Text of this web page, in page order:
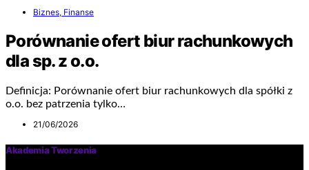
Biznes, Finanse
Porównanie ofert biur rachunkowych
dla sp. z o.o.
Definicja: Porównanie ofert biur rachunkowych dla spółki z
o.o. bez patrzenia tylko…
21/06/2026
Akademia Tworzenia